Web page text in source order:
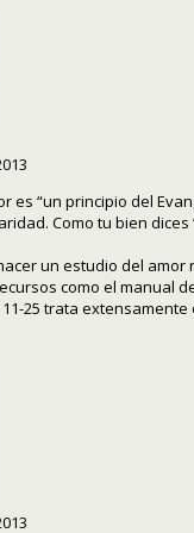
es “un principio del
Como tu bien
un estudio del amor
como el manual
25 trata extensamente